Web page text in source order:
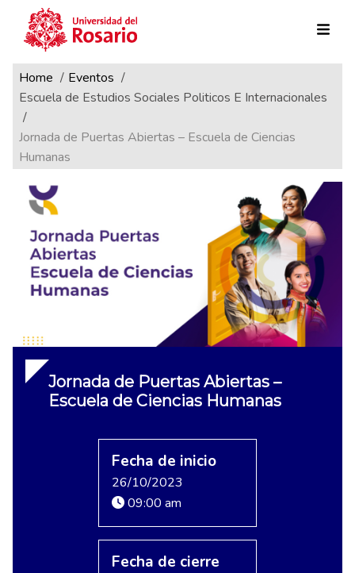
Pasar al contenido principal
Ruta de navegación
Home
Eventos
Escuela de Estudios Sociales Politicos E Internacionales
Jornada de Puertas Abiertas – Escuela de Ciencias
Humanas
Jornada de Puertas Abiertas –
Escuela de Ciencias Humanas
Fecha de inicio
26/10/2023
09:00 am
Fecha de cierre